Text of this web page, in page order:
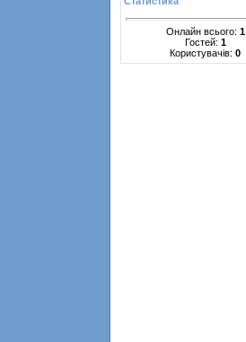
Онлайн всього: 1
Гостей: 1
Користувачів: 0